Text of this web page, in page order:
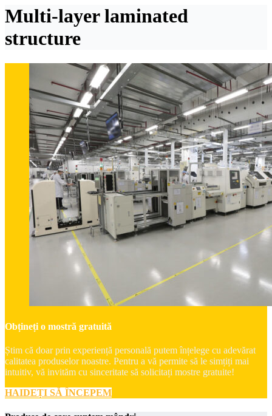
Multi-layer laminated
structure
Obțineți o mostră gratuită
Știm că doar prin experiență personală putem înțelege cu adevărat
calitatea produselor noastre. Pentru a vă permite să le simțiți mai
intuitiv, vă invităm cu sinceritate să solicitați mostre gratuite!
HAIDEȚI SĂ ÎNCEPEM